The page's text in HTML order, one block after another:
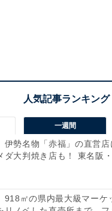
一週間
伊勢名物「赤福」の直営店
ダ大判焼き店も！ 東名阪
918㎡の県内最大級マーケ